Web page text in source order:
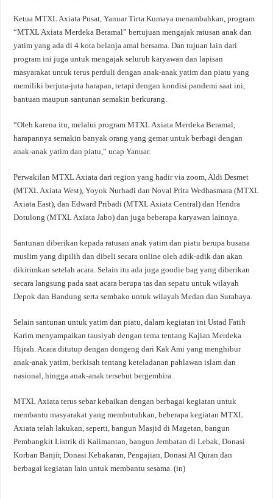
Ketua MTXL Axiata Pusat, Yanuar Tirta Kumaya menambahkan, program
“MTXL Axiata Merdeka Beramal” bertujuan mengajak ratusan anak dan
yatim yang ada di 4 kota belanja amal bersama. Dan tujuan lain dari
program ini juga untuk mengajak seluruh karyawan dan lapisan
masyarakat untuk terus perduli dengan anak-anak yatim dan piatu yang
memiliki berjuta-juta harapan, tetapi dengan kondisi pandemi saat ini,
bantuan maupun santunan semakin berkurang.
“Oleh karena itu, melalui program MTXL Axiata Merdeka Beramal,
harapannya semakin banyak orang yang gemar untuk berbagi dengan
anak-anak yatim dan piatu,” ucap Yanuar.
Perwakilan MTXL Axiata dari region yang hadir via zoom, Aldi Desmet
(MTXL Axiata West), Yoyok Nurhadi dan Noval Prita Wedhasmara (MTXL
Axiata East), dan Edward Pribadi (MTXL Axiata Central) dan Hendra
Dotulong (MTXL Axiata Jabo) dan juga beberapa karyawan lainnya.
Santunan diberikan kepada ratusan anak yatim dan piatu berupa busana
muslim yang dipilih dan dibeli secara online oleh adik-adik dan akan
dikirimkan setelah acara. Selain itu ada juga goodie bag yang diberikan
secara langsung pada saat acara berupa tas dan sepatu untuk wilayah
Depok dan Bandung serta sembako untuk wilayah Medan dan Surabaya.
Selain santunan untuk yatim dan piatu, dalam kegiatan ini Ustad Fatih
Karim menyampaikan tausiyah dengan tema tentang Kajian Merdeka
Hijrah. Acara ditutup dengan dongeng dari Kak Ami yang menghibur
anak-anak yatim, berkisah tentang keteladanan pahlawan islam dan
nasional, hingga anak-anak tersebut bergembira.
MTXL Axiata terus sebar kebaikan dengan berbagai kegiatan untuk
membantu masyarakat yang membutuhkan, beberapa kegiatan MTXL
Axiata telah lakukan, seperti, bangun Masjid di Magetan, bangun
Pembangkit Listrik di Kalimantan, bangun Jembatan di Lebak, Donasi
Korban Banjir, Donasi Kebakaran, Pengajian, Donasi Al Quran dan
berbagai kegiatan lain untuk membantu sesama. (in)